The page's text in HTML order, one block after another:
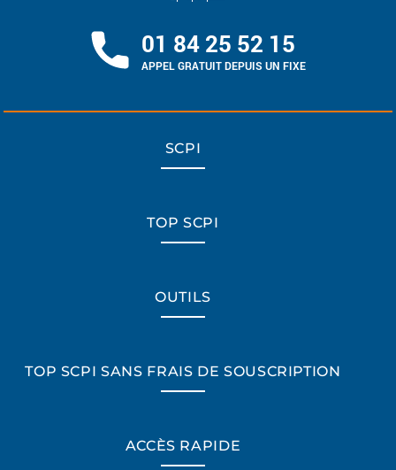
01 84 25 52 15
APPEL GRATUIT DEPUIS UN FIXE
SCPI
TOP SCPI
OUTILS
TOP SCPI SANS FRAIS DE SOUSCRIPTION
ACCÈS RAPIDE